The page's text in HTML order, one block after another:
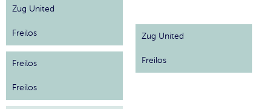
Zug United
Freilos
Freilos
Freilos
Zug United
Freilos